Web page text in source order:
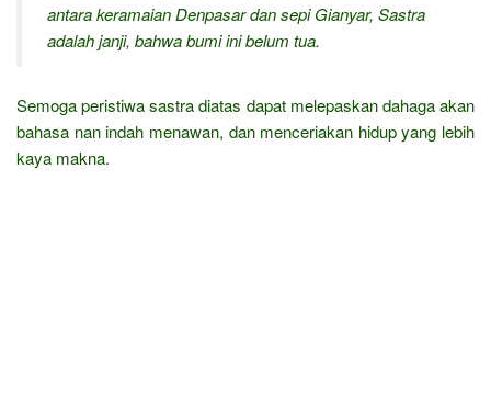
antara keramaian Denpasar dan sepi Gianyar, Sastra
adalah janji, bahwa bumi ini belum tua.
Semoga peristiwa sastra diatas dapat melepaskan dahaga akan
bahasa nan indah menawan, dan menceriakan hidup yang lebih
kaya makna.